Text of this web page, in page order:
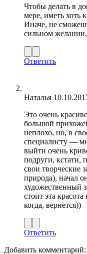
Чтобы делать в
мере, иметь хоть
Иначе, не
сильном желании,
Ответить
Наталья
Это очень
большой
неплохо, но, в
специалисту —
выйти очень
подруги, кстати,
свои творческие
природа), начал
художественный
стоит эта
когда, вернется))
Ответить
Добавить комментарий: